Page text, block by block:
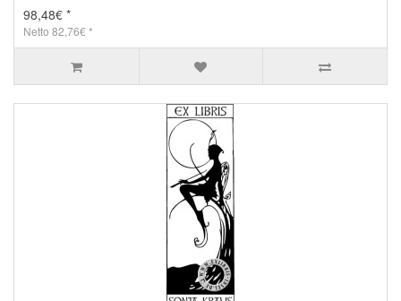
98,48€ *
Netto 82,76€ *